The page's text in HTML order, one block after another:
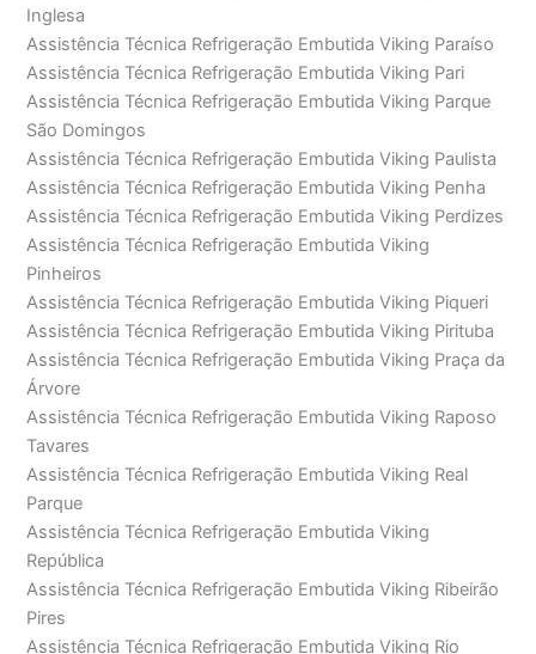
Inglesa
Assistência Técnica Refrigeração Embutida Viking Paraíso
Assistência Técnica Refrigeração Embutida Viking Pari
Assistência Técnica Refrigeração Embutida Viking Parque
São Domingos
Assistência Técnica Refrigeração Embutida Viking Paulista
Assistência Técnica Refrigeração Embutida Viking Penha
Assistência Técnica Refrigeração Embutida Viking Perdizes
Assistência Técnica Refrigeração Embutida Viking
Pinheiros
Assistência Técnica Refrigeração Embutida Viking Piqueri
Assistência Técnica Refrigeração Embutida Viking Pirituba
Assistência Técnica Refrigeração Embutida Viking Praça da
Árvore
Assistência Técnica Refrigeração Embutida Viking Raposo
Tavares
Assistência Técnica Refrigeração Embutida Viking Real
Parque
Assistência Técnica Refrigeração Embutida Viking
República
Assistência Técnica Refrigeração Embutida Viking Ribeirão
Pires
Assistência Técnica Refrigeração Embutida Viking Rio